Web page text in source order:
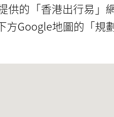
供的「香港出行易」
Google地圖的「規